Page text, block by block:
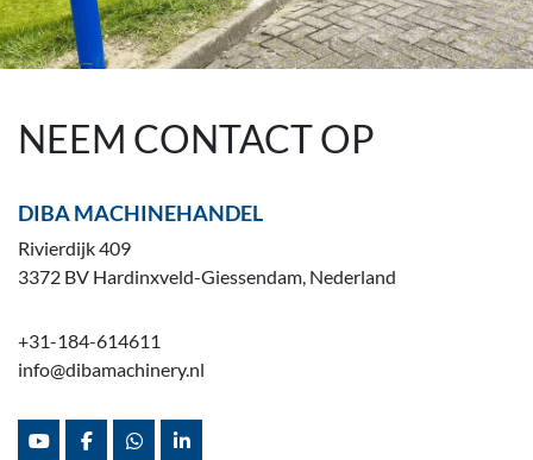
NEEM CONTACT OP
DIBA MACHINEHANDEL
Rivierdijk 409
3372 BV Hardinxveld-Giessendam, Nederland
+31-184-614611
info@dibamachinery.nl
youtubefacebookwhatsapplinkedin